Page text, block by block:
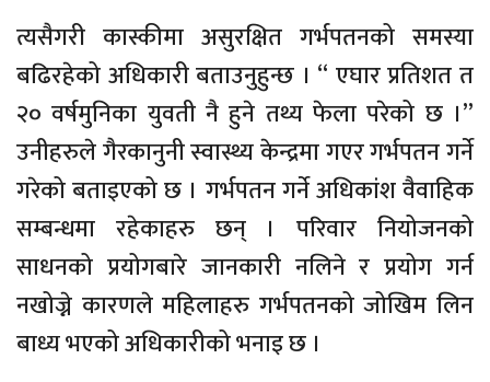
त्यसैगरी कास्कीमा असुरक्षित गर्भपतनको समस्या
बढिरहेको अधिकारी बताउनुहुन्छ । “ एघार प्रतिशत त
२० वर्षमुनिका युवती नै हुने तथ्य फेला परेको छ ।”
उनीहरुले गैरकानुनी स्वास्थ्य केन्द्रमा गएर गर्भपतन गर्ने
गरेको बताइएको छ । गर्भपतन गर्ने अधिकांश वैवाहिक
सम्बन्धमा रहेकाहरु छन् । परिवार नियोजनको
साधनको प्रयोगबारे जानकारी नलिने र प्रयोग गर्न
नखोज्ने कारणले महिलाहरु गर्भपतनको जोखिम लिन
बाध्य भएको अधिकारीको भनाइ छ ।